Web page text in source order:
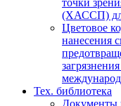
точки
(ХАССП)
Цветовое
нанесения
Тех. библиотека
Документы